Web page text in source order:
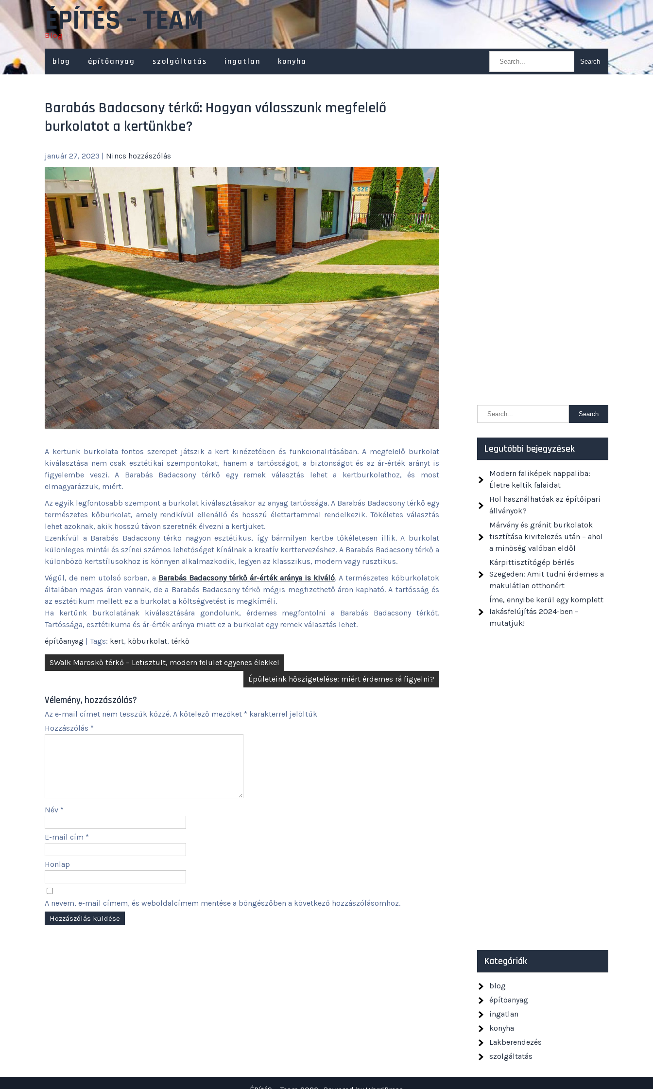
Skip
content
ÉPÍTÉS – TEAM
Blog
blog építőanyag szolgáltatás ingatlan konyha
Barabás Badacsony térkő: Hogyan válasszunk megfelelő
burkolatot a kertünkbe?
január 27, 2023 | Nincs hozzászólás
A kertünk burkolata fontos szerepet játszik a kert kinézetében és funkcionalitásában. A megfelelő burkolat
kiválasztása nem csak esztétikai szempontokat, hanem a tartósságot, a biztonságot és az ár-érték arányt is
figyelembe veszi. A Barabás Badacsony térkő egy remek választás lehet a kertburkolathoz, és most
elmagyarázzuk, miért.
Az egyik legfontosabb szempont a burkolat kiválasztásakor az anyag tartóssága. A Barabás Badacsony térkő egy
természetes kőburkolat, amely rendkívül ellenálló és hosszú élettartammal rendelkezik. Tökéletes választás
lehet azoknak, akik hosszú távon szeretnék élvezni a kertjüket.
Ezenkívül a Barabás Badacsony térkő nagyon esztétikus, így bármilyen kertbe tökéletesen illik. A burkolat
különleges mintái és színei számos lehetőséget kínálnak a kreatív kerttervezéshez. A Barabás Badacsony térkő a
különböző kertstílusokhoz is könnyen alkalmazkodik, legyen az klasszikus, modern vagy rusztikus.
Végül, de nem utolsó sorban, a Barabás Badacsony térkő ár-érték aránya is kiváló. A természetes kőburkolatok
általában magas áron vannak, de a Barabás Badacsony térkő mégis megfizethető áron kapható. A tartósság és
az esztétikum mellett ez a burkolat a költségvetést is megkíméli.
Ha kertünk burkolatának kiválasztására gondolunk, érdemes megfontolni a Barabás Badacsony térkőt.
Tartóssága, esztétikuma és ár-érték aránya miatt ez a burkolat egy remek választás lehet.
építőanyag
| Tags: kert, kőburkolat, térkő
Bejegyzés
navigáció
SWalk Maroskő térkő – Letisztult, modern felület egyenes élekkel
Épületeink hőszigetelése: miért érdemes rá figyelni?
Vélemény, hozzászólás?
Az e-mail címet nem tesszük közzé. A kötelező mezőket * karakterrel jelöltük
Hozzászólás *
Név *
E-mail cím *
Honlap
A nevem, e-mail címem, és weboldalcímem mentése a böngészőben a következő hozzászólásomhoz.
Legutóbbi bejegyzések
Modern faliképek nappaliba:
Életre keltik falaidat
Hol használhatóak az építőipari
állványok?
Márvány és gránit burkolatok
tisztítása kivitelezés után – ahol
a minőség valóban eldől
Kárpittisztítógép bérlés
Szegeden: Amit tudni érdemes a
makulátlan otthonért
Íme, ennyibe kerül egy komplett
lakásfelújítás 2024-ben –
mutatjuk!
Kategóriák
blog
építőanyag
ingatlan
konyha
Lakberendezés
szolgáltatás